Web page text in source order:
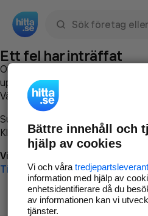
Ett fel har inträffat
Om du vill kan du
uppstod så att vi lättare och
Vänligen försök med följande:
Surfa till
Klicka påTillbaka-knappen i
Vi beklagar besväret!
Till startsidan
Bättre innehåll och
hjälp av cookies
Vi och våra
information med hjälp av
enhetsidentifierare då du
av informationen kan vi
tjänster.